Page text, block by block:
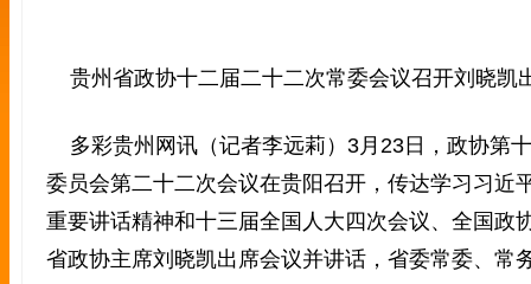
贵州省政协十二届二十二次常委会议召开刘晓凯
多彩贵州网讯（记者李远莉）3月23日，政协第
委员会第二十二次会议在贵阳召开，传达学习习近
重要讲话精神和十三届全国人大四次会议、全国政
省政协主席刘晓凯出席会议并讲话，省委常委、常